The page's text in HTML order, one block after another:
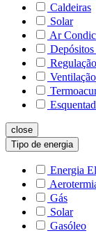
Caldeiras
Solar
Ar
Depósitos
Regulação
Ventilação
close
Tipo de energia
Energia
Gás
Solar
Gasóleo